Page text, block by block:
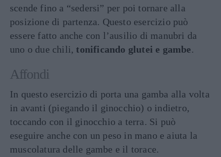
scende fino a “sedersi” per poi tornare alla
posizione di partenza. Questo esercizio può
essere fatto anche con l’ausilio di manubri da
uno o due chili,tonificando glutei e gambe.
Affondi
In questo esercizio di porta una gamba alla volta
in avanti (piegando il ginocchio) o indietro,
toccando con il ginocchio a terra. Si può
eseguire anche con un peso in mano e aiuta la
muscolatura delle gambe e il torace.